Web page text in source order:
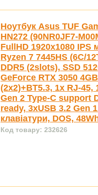
Ноутбук Asus TUF
HN272 (90NR0JF7-
FullHD 1920x1080 IPS
Ryzen 7 7445HS (6C/
DDR5 (2slots), SSD
GeForce RTX 3050
(2x2)+BT5.3, 1x RJ-45,
Gen 2 Type-C support
ready, 3xUSB 3.2 Gen
клавіатури, DOS,
Код товару: 232626